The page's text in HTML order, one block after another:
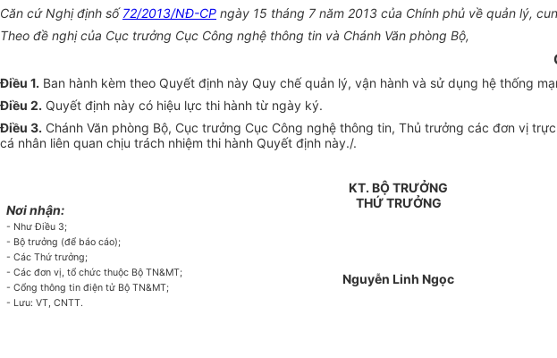
Căn cứ Nghị định số72/2013/NĐ-CP ngày 15 tháng 7 năm 2013 của Chính phủ về quản lý,
Theo đề nghị của Cục trưởng Cục Công nghệ thông tin và Chánh Văn phòng Bộ,
Điều 1. Ban hành kèm theo Quyết định này Quy chế quản lý, vận hành và sử dụng hệ thống
Điều 2. Quyết định này có hiệu lực thi hành từ ngày ký.
Điều 3. Chánh Văn phòng Bộ, Cục trưởng Cục Công nghệ thông tin, Thủ trưởng các đơn vị
cá nhân liên quan chịu trách nhiệm thi hành Quyết định này./.
Nơi nhận:
- Như Điều 3;
- Bộ trưởng (để báo cáo);
- Các Thứ trưởng;
- Các đơn vị, tổ chức thuộc Bộ TN&MT;
- Cổng thông tin điện tử Bộ TN&MT;
- Lưu: VT, CNTT.
KT. BỘ TRƯỞNG
THỨ TRƯỞNG
Nguyễn Linh Ngọc